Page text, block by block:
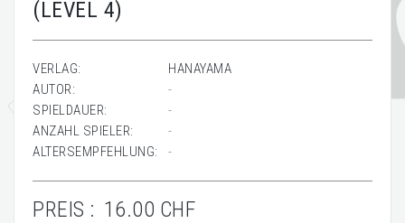
(LEVEL 4)
VERLAG:
HANAYAMA
AUTOR:
-
SPIELDAUER:
-
ANZAHL SPIELER:
-
ALTERSEMPFEHLUNG:
-
PREIS : 16.00 CHF